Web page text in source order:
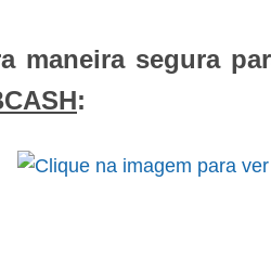
maneira segura
: